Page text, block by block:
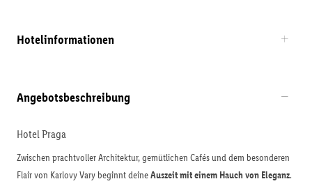
Hotelinformationen
Angebotsbeschreibung
Hotel Praga
Zwischen prachtvoller Architektur, gemütlichen Cafés und dem besonderen
Flair von Karlovy Vary beginnt deineAuszeit mit einem Hauch von Eleganz.